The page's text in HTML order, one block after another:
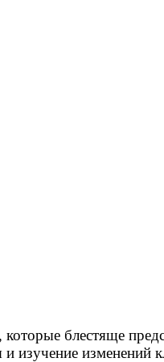
блестяще
изучение изменений